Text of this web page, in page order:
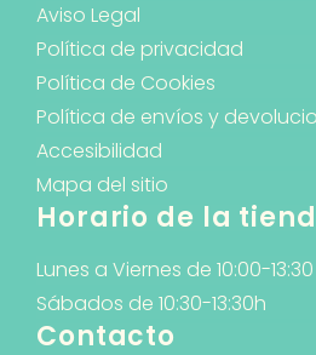
Aviso Legal
Política de privacidad
Política de Cookies
Política de envíos y
Accesibilidad
Mapa del sitio
Horario de la
Lunes a Viernes de 10:00-
Sábados de 10:30-13:30h
Contacto